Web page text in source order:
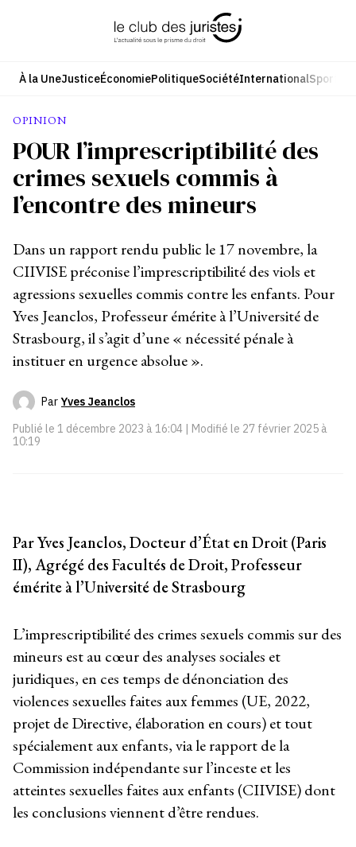
À la UneJusticeÉconomiePolitiqueSociétéInternationalSport
OPINION
POUR l’imprescriptibilité des
crimes sexuels commis à
l’encontre des mineurs
Dans un rapport rendu public le 17 novembre, la
CIIVISE préconise l’imprescriptibilité des viols et
agressions sexuelles commis contre les enfants. Pour
Yves Jeanclos, Professeur émérite à l’Université de
Strasbourg, il s’agit d’une « nécessité pénale à
instituer en urgence absolue ».
Par Yves Jeanclos
Publié le 1 décembre 2023 à 16:04 | Modifié le 27 février 2025 à
10:19
Par Yves Jeanclos, Docteur d’État en Droit (Paris
II), Agrégé des Facultés de Droit, Professeur
émérite à l’Université de Strasbourg
L’imprescriptibilité des crimes sexuels commis sur des
mineurs est au cœur des analyses sociales et
juridiques, en ces temps de dénonciation des
violences sexuelles faites aux femmes (UE, 2022,
projet de Directive, élaboration en cours) et tout
spécialement aux enfants, via le rapport de la
Commission indépendante sur l’inceste et les
atteintes sexuelles faites aux enfants (CIIVISE) dont
les conclusions viennent d’être rendues.